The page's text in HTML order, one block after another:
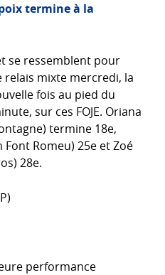
termine à la
se ressemblent pour
relais mixte mercredi, la
fois au pied du
sur ces FOJE. Oriana
termine 18e,
Romeu) 25e et Zoé
28e.
performance